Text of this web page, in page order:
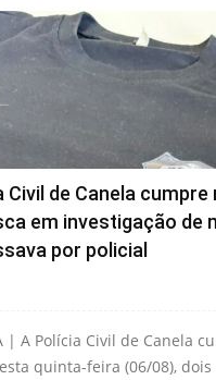
Civil de Canela cumpre
em investigação de
por policial
| A Polícia Civil de Canela
quinta-feira (06/08), dois